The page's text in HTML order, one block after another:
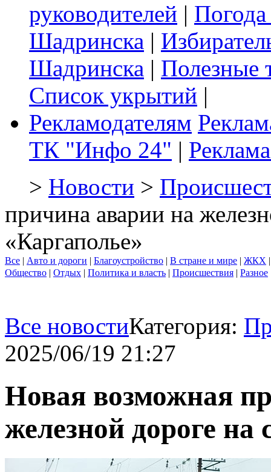
руководителей |
Шадринска |
Шадринска | Полезные
Список укрытий |
Рекламодателям
ТК "Инфо 24" |
> Новости >
причина аварии на
«Каргаполье»
Все | Авто и дороги | Благоустройство | В стране и мире | ЖКХ
Общество | Отдых | Политика и власть | Происшествия | Разное
Все новостиКатегория:
2025/06/19 21:27
Новая возможная
железной дороге на